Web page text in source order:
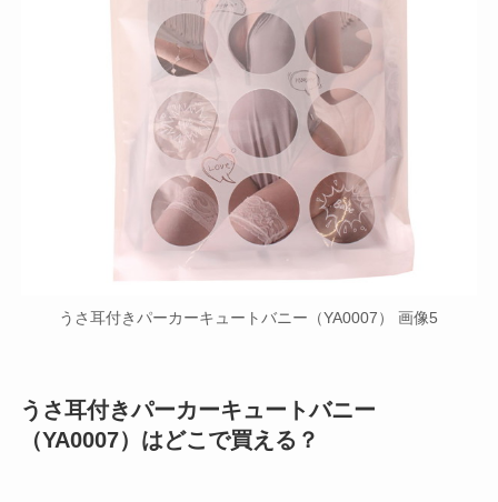
うさ耳付きパーカーキュートバニー（YA0007） 画像5
うさ耳付きパーカーキュートバニー
（YA0007）はどこで買える？